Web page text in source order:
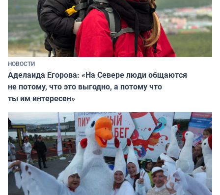
НОВОСТИ
Аделаида Егорова: «На Севере люди общаются
не потому, что это выгодно, а потому что
ты им интересен»